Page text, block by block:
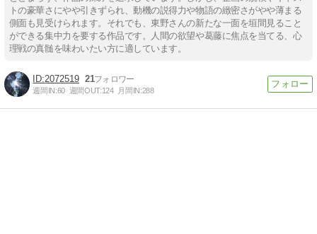
トの豪華さにやや引きずられ、動機の説得力や物語の緻密さがやや薄まる
側面も見受けられます。それでも、東野さんの新たな一面を垣間見ること
ができる集中力を要する作品です。人間の欲望や葛藤に焦点を当てる、心
理戦の真髄を味わいたい方に適しています。
2072519 21
週間IN:60 週間OUT:124 月間IN:288